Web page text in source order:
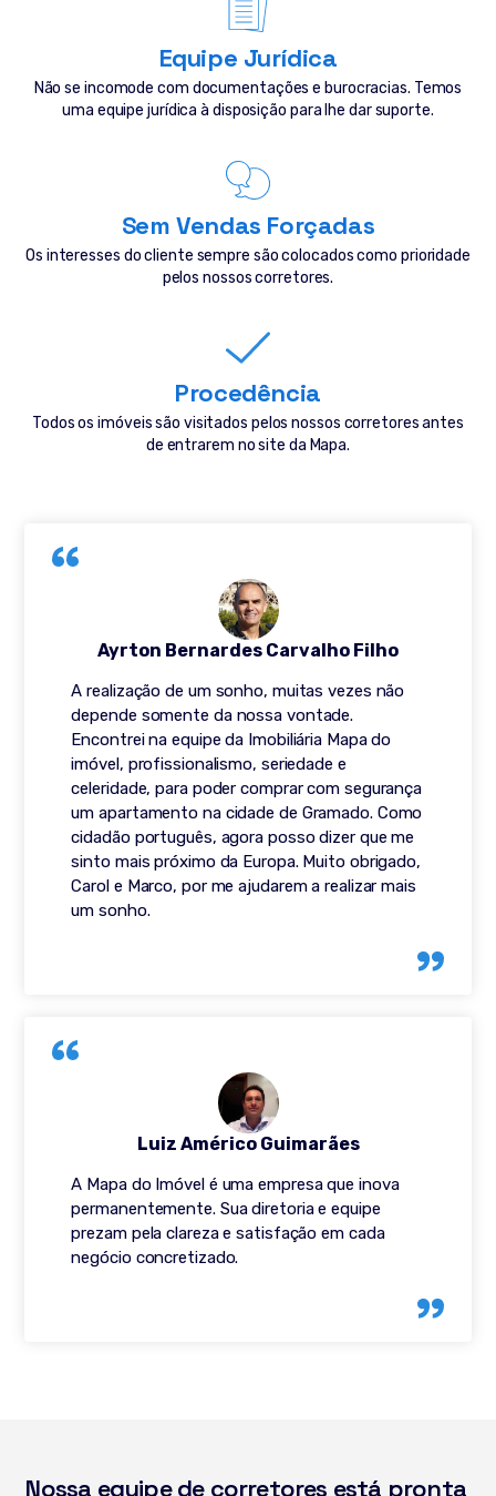
Equipe Jurídica
Não se incomode com documentações e burocracias. Temos
uma equipe jurídica à disposição para lhe dar suporte.
Sem Vendas Forçadas
Os interesses do cliente sempre são colocados como prioridade
pelos nossos corretores.
Procedência
Todos os imóveis são visitados pelos nossos corretores antes
de entrarem no site da Mapa.
A realização de um sonho, muitas vezes não
depende somente da nossa vontade.
Encontrei na equipe da Imobiliária Mapa do
imóvel, profissionalismo, seriedade e
celeridade, para poder comprar com segurança
um apartamento na cidade de Gramado. Como
cidadão português, agora posso dizer que me
sinto mais próximo da Europa. Muito obrigado,
Carol e Marco, por me ajudarem a realizar mais
um sonho.
Ayrton Bernardes Carvalho Filho
A Mapa do Imóvel é uma empresa que inova
permanentemente. Sua diretoria e equipe
prezam pela clareza e satisfação em cada
negócio concretizado.
Luiz Américo Guimarães
Nossa equipe de corretores está pronta